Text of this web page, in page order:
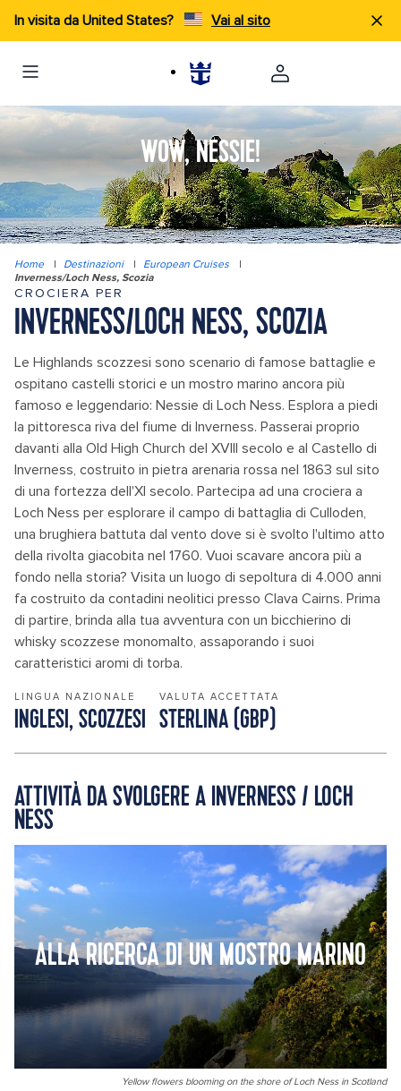
In visita da United States? Vai al sito
WOW, NESSIE!
Home | Destinazioni | European Cruises
|
Inverness/Loch Ness, Scozia
CROCIERA PER
INVERNESS/LOCH NESS, SCOZIA
Le Highlands scozzesi sono scenario di famose battaglie e
ospitano castelli storici e un mostro marino ancora più
famoso e leggendario: Nessie di Loch Ness. Esplora a piedi
la pittoresca riva del fiume di Inverness. Passerai proprio
davanti alla Old High Church del XVIII secolo e al Castello di
Inverness, costruito in pietra arenaria rossa nel 1863 sul sito
di una fortezza dell'XI secolo. Partecipa ad una crociera a
Loch Ness per esplorare il campo di battaglia di Culloden,
una brughiera battuta dal vento dove si è svolto l'ultimo atto
della rivolta giacobita nel 1760. Vuoi scavare ancora più a
fondo nella storia? Visita un luogo di sepoltura di 4.000 anni
fa costruito da contadini neolitici presso Clava Cairns. Prima
di partire, brinda alla tua avventura con un bicchierino di
whisky scozzese monomalto, assaporando i suoi
caratteristici aromi di torba.
LINGUA NAZIONALE
INGLESI, SCOZZESI
VALUTA ACCETTATA
STERLINA (GBP)
ATTIVITÀ DA SVOLGERE A INVERNESS / LOCH
NESS
ALLA RICERCA DI UN MOSTRO MARINO
Yellow flowers blooming on the shore of Loch Ness in Scotland